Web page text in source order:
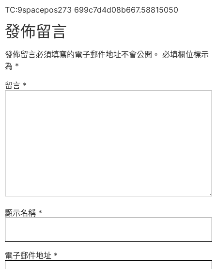
TC:9spacepos273 699c7d4d08b667.58815050
發佈留言
發佈留言必須填寫的電子郵件地址不會公開。 必填欄位標示
為 *
留言 *
顯示名稱 *
電子郵件地址 *